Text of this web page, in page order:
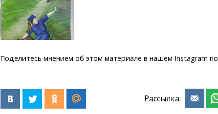
Поделитесь мнением об этом материале в нашем Instagram по
Рассылка: